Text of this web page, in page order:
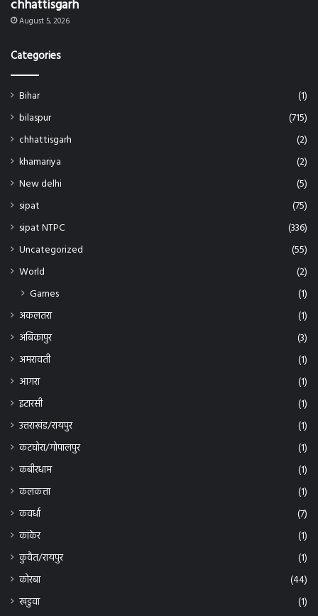
sipat NTPC
World
Games
अकलतरा
(1)
अंबिकापुर
(3)
अमरावती
(1)
आगरा
(1)
इटारसी
(1)
उत्तराखंड/रायपुर
(1)
कटघोरा/गोपालपुर
(1)
कबीरधाम
(1)
कलकत्ता
(1)
कवर्धा
(7)
कांकेर
(1)
कुवैत/रायपुर
(1)
कोरबा
(44)
खडुवा
(1)
खम्हरियां
(1)
खैरागढ़ छुईखदान
(1)
गाजियाबंद
(1)
गौरेला पेंड्रा मरवाही
(2)
छत्तीसगढ़
(13)
छुरिया
(13)
जगदलपुर
(2)
जशपुर
(2)
जांजगीर चांपा
(23)
जांजगीर/चांपा
(2)